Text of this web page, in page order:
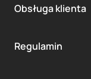
Obsługa klienta
Regulamin